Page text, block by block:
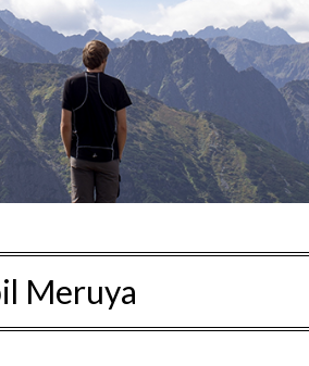
Meruya